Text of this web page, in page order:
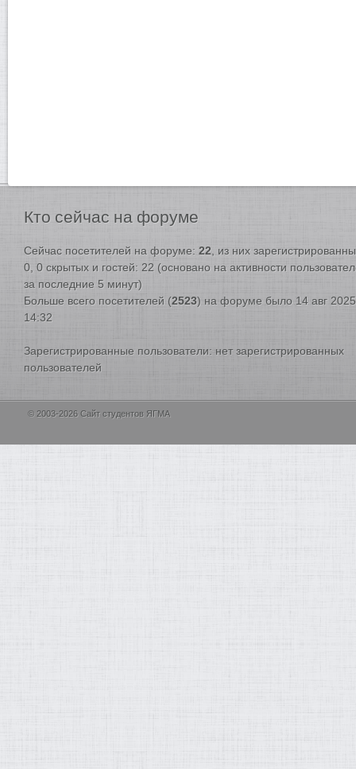
Кто сейчас на форуме
Сейчас посетителей на форуме: 22 , из них
0, 0 скрытых и гостей: 22 (основано на активности
за последние 5 минут)
Больше всего посетителей (2523) на форуме было 14 авг
14:32
Зарегистрированные пользователи: нет зарегистрированных
пользователей
© 2003-2026 Сайт студентов ЯГМА